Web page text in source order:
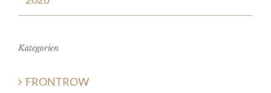
Kategorien
FRONTROW